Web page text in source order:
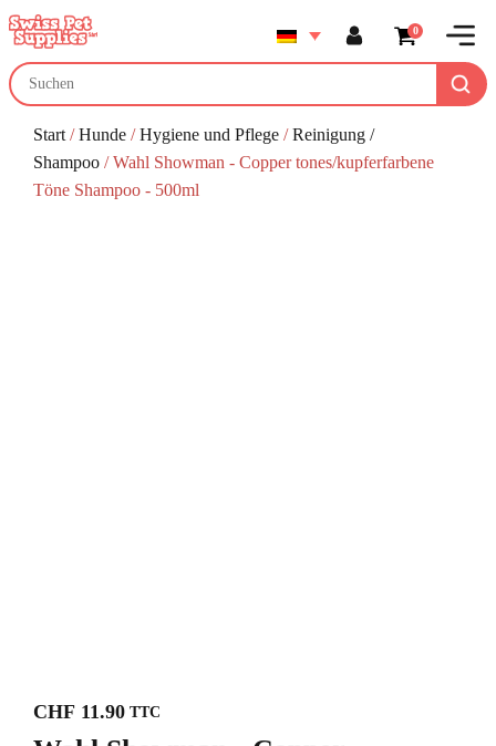
0
Start /Hunde /Hygiene und Pflege /Reinigung /
Shampoo / Wahl Showman - Copper tones/kupferfarbene
Töne Shampoo - 500ml
CHF 11.90 TTC